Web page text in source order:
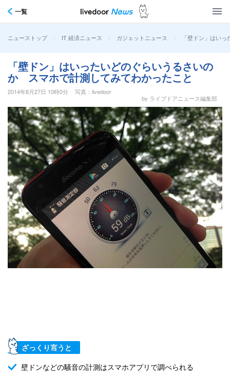
一覧
ニューストップ > IT 経済ニュース > ガジェットニュース > 「壁ドン」はい
「壁ドン」はいったいどのぐらいうるさいの
か スマホで計測してみてわかったこと
2014年8月27日 10時0分
写真：livedoor
by ライブドアニュース編集部
ざっくり言うと
壁ドンなどの騒音の計測はスマホアプリで調べられる